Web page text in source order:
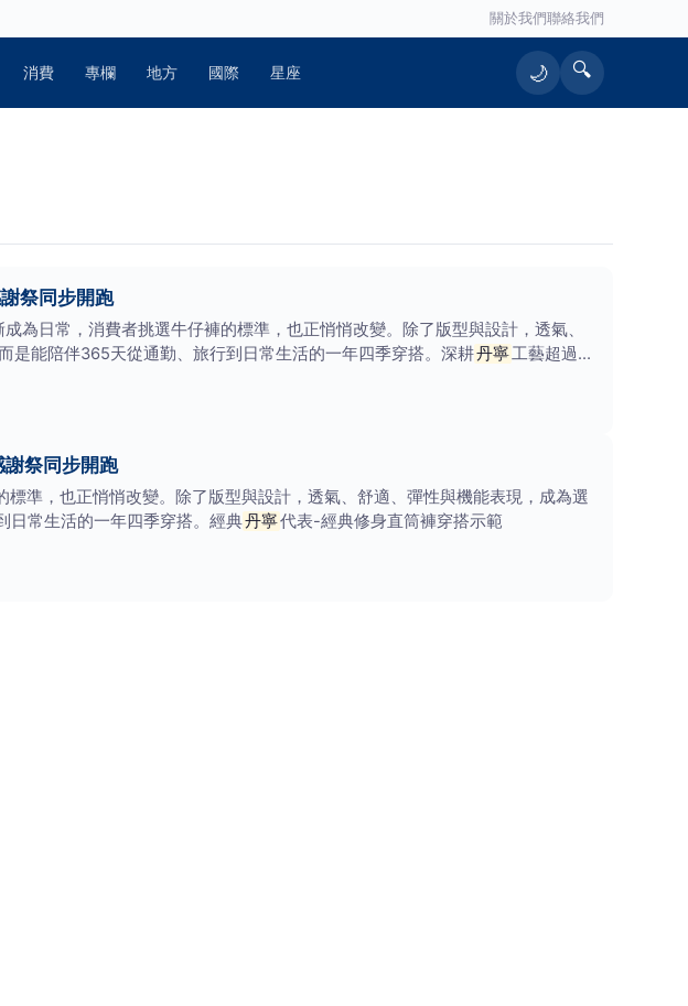
關於我們聯絡我們
消費 專欄 地方 國際 星座 🌙 🔍
祭同步開跑
為日常，消費者挑選牛仔褲的標準，也正悄悄改變。除了版型與設計，透氣、
是能陪伴365天從通勤、旅行到日常生活的一年四季穿搭。深耕丹寧工藝超過半
謝祭同步開跑
，也正悄悄改變。除了版型與設計，透氣、舒適、彈性與機能表現，成為選
日常生活的一年四季穿搭。經典丹寧代表-經典修身直筒褲穿搭示範